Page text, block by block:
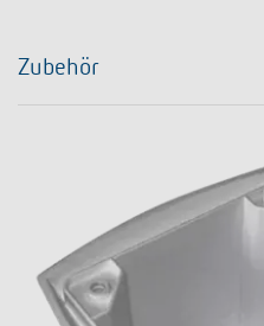
Zubehör